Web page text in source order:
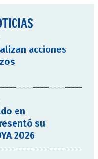
acciones
en
su
2026